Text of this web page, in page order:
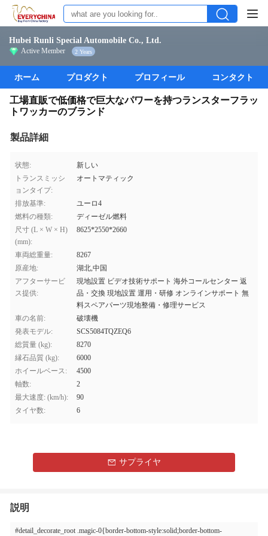
Hubei Runli Special Automobile Co., Ltd.
Active Member 2 Years
ホーム プロダクト プロフィール コンタクト
工場直販で低価格で巨大なパワーを持つランスターフラッ
トワッカーのブランド
製品詳細
状態:
新しい
トランスミッシ
ョンタイプ:
オートマティック
排放基準:
ユーロ4
燃料の種類:
ディーゼル燃料
尺寸 (L × W × H)
(mm):
8625*2550*2660
車両総重量:
8267
原産地:
湖北,中国
アフターサービ
ス提供:
現地設置 ビデオ技術サポート 海外コールセンター 返
品・交換 現地設置 運用・研修 オンラインサポート 無
料スペアパーツ現地整備・修理サービス
車の名前:
破壊機
発表モデル:
SCS5084TQZEQ6
総質量 (kg):
8270
縁石品質 (kg):
6000
ホイールベース:
4500
軸数:
2
最大速度: (km/h):
90
タイヤ数:
6
サプライヤ
説明
#detail_decorate_root .magic-0{border-bottom-style:solid;border-bottom-